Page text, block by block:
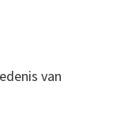
van